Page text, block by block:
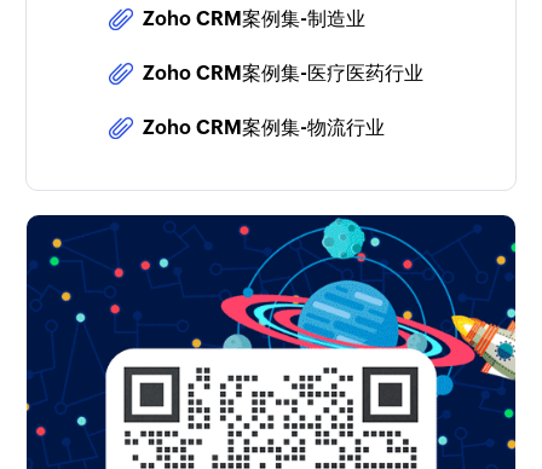
Zoho CRM案例集-制造业
Zoho CRM案例集-医疗医药行业
Zoho CRM案例集-物流行业